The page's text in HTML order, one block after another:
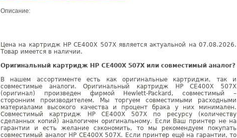
Описание:
Цена на картридж HP CE400X 507X является актуальной на 07.08.2026.
Товар имеется в наличии.
Оригинальный картридж HP CE400X 507X или совместимый аналог?
В нашем ассортименте есть как оригинальные картриджи, так и
совместимые аналоги. Оригинальный картридж HP CE400X 507X
(оригинал) произведен фирмой Hewlett-Packard, совместимый –
сторонним производителем. Мы торгуем совместимыми расходными
материалами высокого качества и процент брака у них минимален.
Совместимый картридж HP CE400X 507X по ресурсу (количеству
сделанных копий) аналогичен оригинальному. Если Ваш принтер не на
гарантии и есть желание сэкономить, то мы рекомендуем покупать
совместимый аналог HP CE400X 507X. Если принтер ещё на гарантии, то